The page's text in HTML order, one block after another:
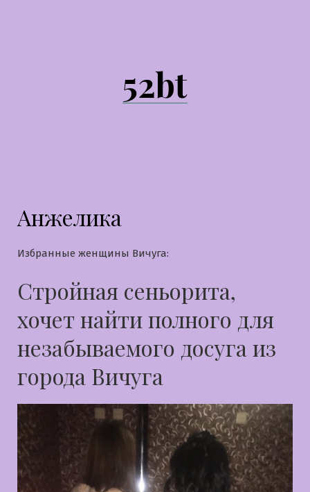
52bt
Анжелика
Избранные женщины Вичуга:
Стройная сеньорита,
хочет найти полного для
незабываемого досуга из
города Вичуга